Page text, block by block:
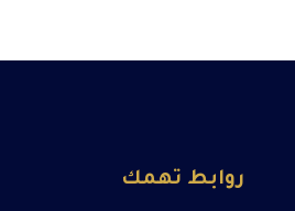
روابط تهمك